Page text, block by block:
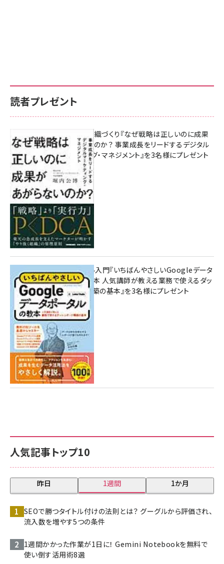
人気記事トップ10
昨日 1週間 1か月
SEOで勝つタイトル付けの法則とは？ グーグルから評価され、
流入数を増やす5つの条件
1週間かかった作業が1日に！ Gemini Notebookを無料で
使い倒す活用術8選
読者プレゼント
成果を生む組織づくり『なぜ戦略は正しいのに成果
があがらないのか？ 事業成長をリードするデジタル
マーケティング・マネジメント』を3名様にプレゼント
10:00
無料BIツール入門『いちばんやさしいGoogleデータ
ポータルの教本 人気講師が教える業務で使えるダッ
シュボード構築の基本』を3名様にプレゼント
7月31日 10:00